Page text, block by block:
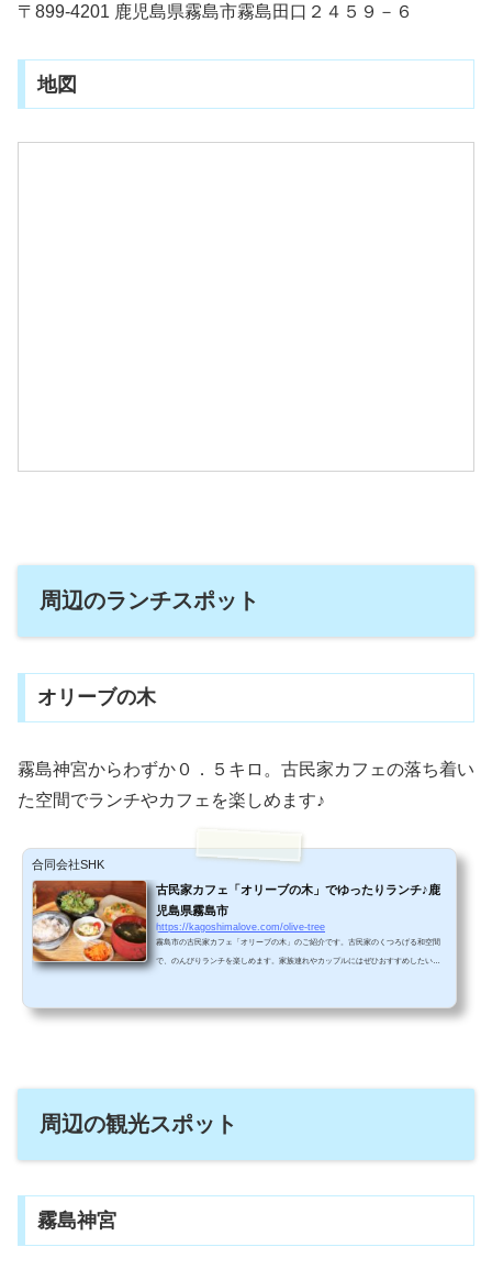
〒899-4201 鹿児島県霧島市霧島田口２４５９－６
地図
周辺のランチスポット
オリーブの木
霧島神宮からわずか０．５キロ。古民家カフェの落ち着い
た空間でランチやカフェを楽しめます♪
合同会社SHK
古民家カフェ「オリーブの木」でゆったりランチ♪鹿
児島県霧島市
https://kagoshimalove.com/olive-tree
霧島市の古民家カフェ「オリーブの木」のご紹介です。古民家のくつろげる和空間
で、のんびりランチを楽しめます。家族連れやカップルにはぜひおすすめしたいレ
周辺の観光スポット
霧島神宮